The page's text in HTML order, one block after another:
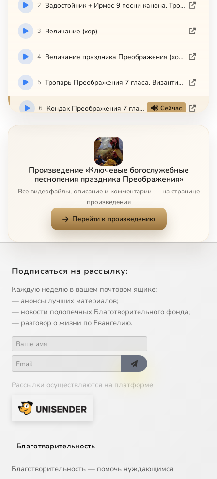
2 Задостойник + Ирмос 9 песни канона. Троицкий храм. Иваново
3 Величание (хор)
4 Величание праздника Преображения (хор + соло)
5 Тропарь Преображения 7 гласа. Византийский распев. Видеоряд
6 Кондак Преображения 7 гласа. Смешаный хор Сейчас
Стихиры на Господи воззвах, глас 4-й
9
Произведение «Ключевые богослужебные
песнопения праздника Преображения»
Все видеофайлы, описание и комментарии — на странице
произведения
Перейти к произведению
Подписаться на рассылку:
Каждую неделю в вашем почтовом ящике:
— анонсы лучших материалов;
— новости подопечных Благотворительного фонда;
— разговор о жизни по Евангелию.
Рассылки осуществляются на платформе
Благотворительность
Благотворительность — помочь нуждающимся